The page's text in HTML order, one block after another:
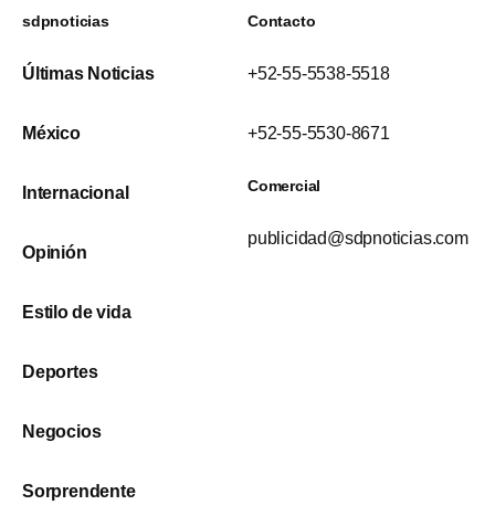
sdpnoticias
Últimas Noticias
México
Internacional
Opinión
Estilo de vida
Deportes
Negocios
Sorprendente
Contacto
+52-55-5538-5518
+52-55-5530-8671
Comercial
publicidad@sdpnoticias.com